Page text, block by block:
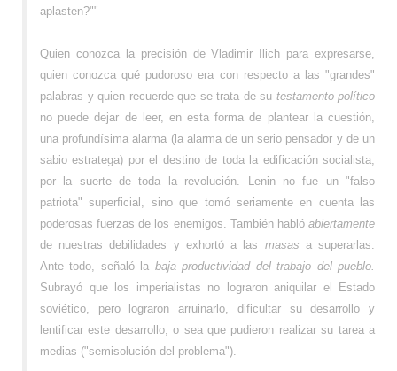
aplasten?""
Quien conozca la precisión de Vladimir Ilich para expresarse,
quien conozca qué pudoroso era con respecto a las "grandes"
palabras y quien recuerde que se trata de su testamento político
no puede dejar de leer, en esta forma de plantear la cuestión,
una profundísima alarma (la alarma de un serio pensador y de un
sabio estratega) por el destino de toda la edificación socialista,
por la suerte de toda la revolución. Lenin no fue un "falso
patriota" superficial, sino que tomó seriamente en cuenta las
poderosas fuerzas de los enemigos. También habló abiertamente
de nuestras debilidades y exhortó a las masas a superarlas.
Ante todo, señaló la baja productividad del trabajo del pueblo.
Subrayó que los imperialistas no lograron aniquilar el Estado
soviético, pero lograron arruinarlo, dificultar su desarrollo y
lentificar este desarrollo, o sea que pudieron realizar su tarea a
medias ("semisolución del problema").